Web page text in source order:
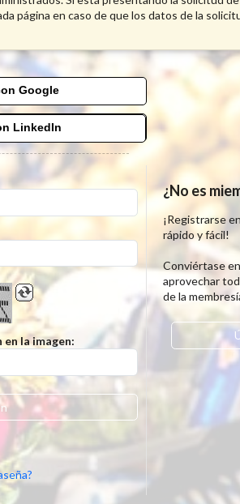
página en caso de que los datos de la
Google
LinkedIn
la imagen:
¿No es
¡Registrarse
rápido y fácil!
Conviértase
aprovechar
de la